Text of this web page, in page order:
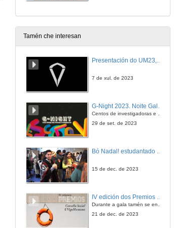
Tamén che interesan
Presentación do UM23, o novo monopraza de UVigo Motorsport
7 de xul. de 2023
Centos de investigadoras e investigadores, decenas de actividades e sete cidades
29 de set. de 2023
Bó Nadal! estudantado internacional da Universidade de Vigo
15 de dec. de 2023
Durante a gala tamén se entregaron os galardóns aos mellores TFG e TFM en materia de Axenda 2030
21 de dec. de 2023